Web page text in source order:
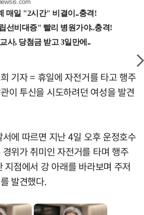
기자 = 휴일에 자전거를 타고 행주
이 투신을 시도하려던 여성을 발견
에 따르면 지난 4일 오후 운정호수
위가 취미인 자전거를 타며 행주
지점에서 강 아래를 바라보며 주저
발견했다.